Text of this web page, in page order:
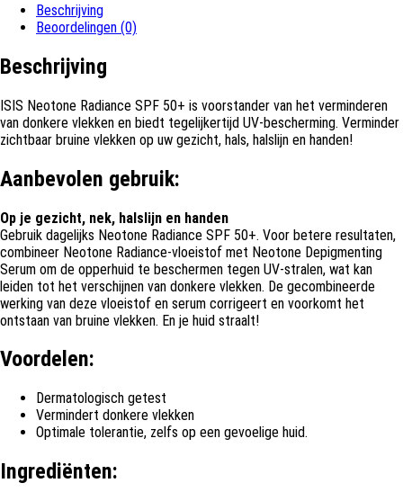
Beschrijving
Beoordelingen (0)
Beschrijving
ISIS Neotone Radiance SPF 50+ is voorstander van het verminderen
van donkere vlekken en biedt tegelijkertijd UV-bescherming. Verminder
zichtbaar bruine vlekken op uw gezicht, hals, halslijn en handen!
Aanbevolen gebruik:
Op je gezicht, nek, halslijn en handen
Gebruik dagelijks Neotone Radiance SPF 50+. Voor betere resultaten,
combineer Neotone Radiance-vloeistof met Neotone Depigmenting
Serum om de opperhuid te beschermen tegen UV-stralen, wat kan
leiden tot het verschijnen van donkere vlekken. De gecombineerde
werking van deze vloeistof en serum corrigeert en voorkomt het
ontstaan van bruine vlekken. En je huid straalt!
Voordelen:
Dermatologisch getest
Vermindert donkere vlekken
Optimale tolerantie, zelfs op een gevoelige huid.
Ingrediënten: